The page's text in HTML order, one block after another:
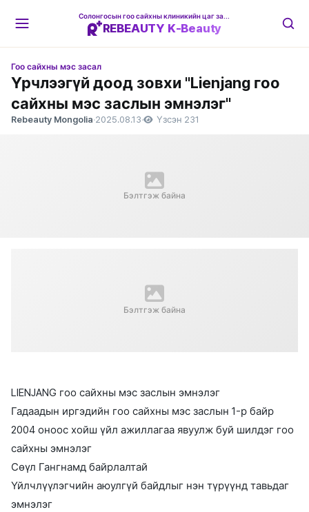
REBEAUTY K-Beauty
Гоо сайхны мэс засал
Үрчлээгүй доод зовхи "Lienjang гоо
сайхны мэс заслын эмнэлэг"
Rebeauty Mongolia·2025.08.13· Үзсэн 231
Бэлтгэж байна
Бэлтгэж байна
LIENJANG гоо сайхны мэс заслын эмнэлэг
Гадаадын иргэдийн гоо сайхны мэс заслын 1-р байр
2004 оноос хойш үйл ажиллагаа явуулж буй шилдэг гоо
сайхны эмнэлэг
Сөүл Гангнамд байрлалтай
Үйлчлүүлэгчийн аюулгүй байдлыг нэн түрүүнд тавьдаг
эмнэлэг